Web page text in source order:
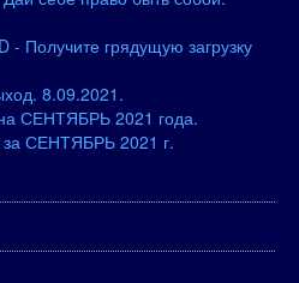
- Получите грядущую загрузку
8.09.2021.
СЕНТЯБРЬ 2021 года.
СЕНТЯБРЬ 2021 г.